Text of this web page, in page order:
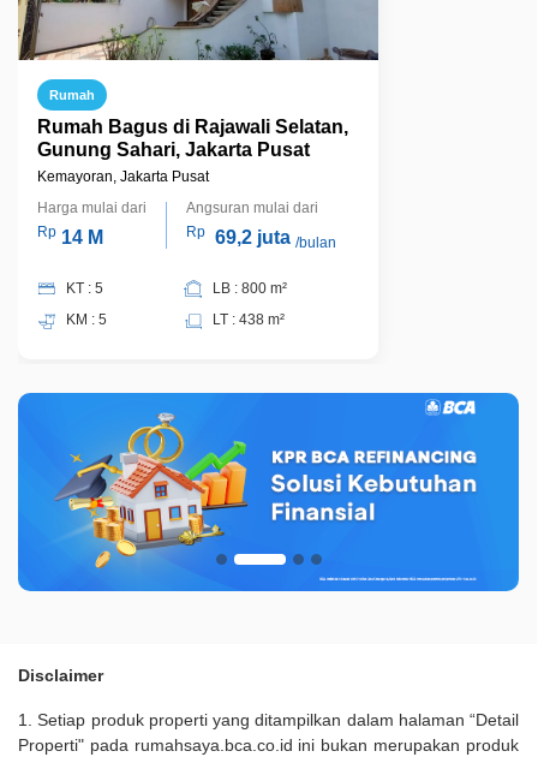
Rumah
Rumah Bagus di Rajawali Selatan,
Gunung Sahari, Jakarta Pusat
Kemayoran, Jakarta Pusat
Harga mulai dari
Rp 14 M
Angsuran mulai dari
Rp 69,2 juta /bulan
KT : 5
KM : 5
LB : 800 m²
LT : 438 m²
Disclaimer
1. Setiap produk properti yang ditampilkan dalam halaman “Detail
Properti" pada rumahsaya.bca.co.id ini bukan merupakan produk